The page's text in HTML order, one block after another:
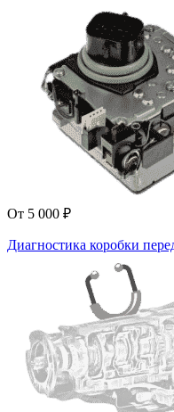
От 5 000 ₽
Диагностика коробки